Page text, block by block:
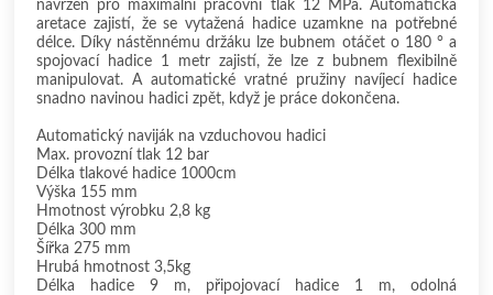
navržen pro maximální pracovní tlak 12 MPa. Automatická
aretace zajistí, že se vytažená hadice uzamkne na potřebné
délce. Díky nástěnnému držáku lze bubnem otáčet o 180 ° a
spojovací hadice 1 metr zajistí, že lze z bubnem flexibilně
manipulovat. A automatické vratné pružiny navíjecí hadice
snadno navinou hadici zpět, když je práce dokončena.
Automatický naviják na vzduchovou hadici
Max. provozní tlak 12 bar
Délka tlakové hadice 1000cm
Výška 155 mm
Hmotnost výrobku 2,8 kg
Délka 300 mm
Šířka 275 mm
Hrubá hmotnost 3,5kg
Délka hadice 9 m, připojovací hadice 1 m, odolná